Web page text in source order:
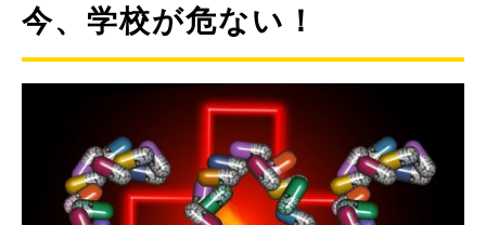
今、学校が危ない！